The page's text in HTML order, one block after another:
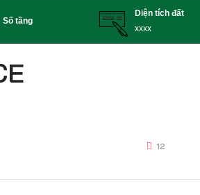
Số tầng
Diện tích đất
xxxx
12